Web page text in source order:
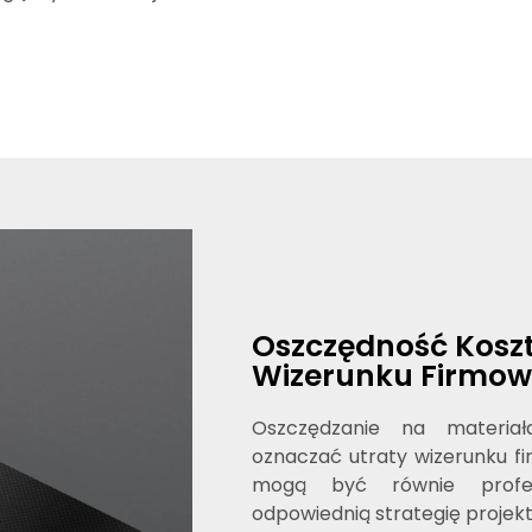
Oszczędność
Wizerunku
Oszczędzanie na
oznaczać utraty wizerunku
mogą być równie
odpowiednią strategię